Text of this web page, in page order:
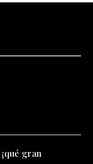
gran